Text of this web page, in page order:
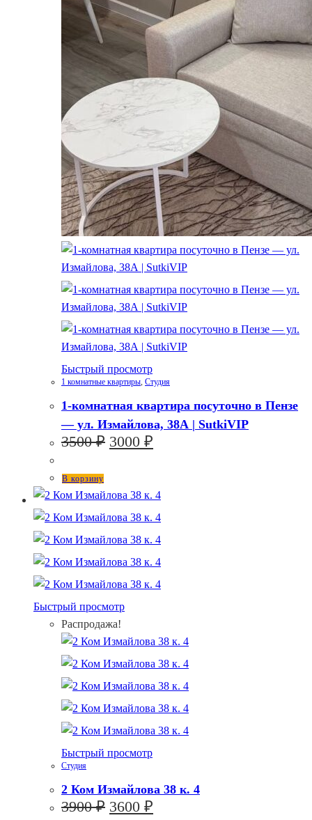
Быстрый просмотр
1 комнатные квартиры, Студия
1-комнатная квартира посуточно в Пензе
— ул. Измайлова, 38А | SutkiVIP
3500₽ Первоначальная
3000 ₽
В корзину
Быстрый просмотр
Распродажа!
Быстрый просмотр
Студия
2 Ком Измайлова 38 к. 4
3900₽ Первоначальная
3600 ₽